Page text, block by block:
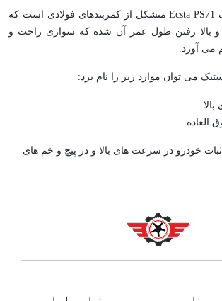
ساختار داخلی لاستیک Ecsta PS71 متشکل از کمربندهای فولادی است که
بالا رفتن طول عمر آن شده که سواری راحت و
می آورد.
می توان موارد زیر را نام برد:
العاده
خودرو در سرعت های بالا و در پیچ و خم های